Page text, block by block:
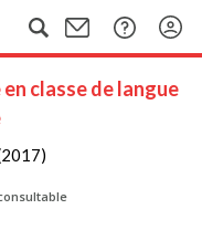
classe de langue